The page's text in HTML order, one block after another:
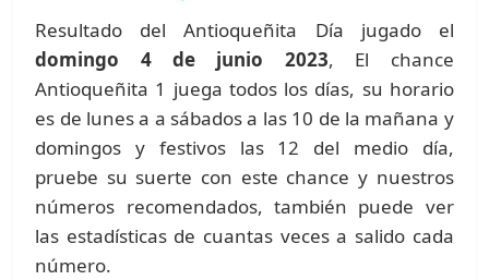
Resultado del Antioqueñita Día jugado el
domingo 4 de junio 2023, El chance
Antioqueñita 1 juega todos los días, su horario
es de lunes a a sábados a las 10 de la mañana y
domingos y festivos las 12 del medio día,
pruebe su suerte con este chance y nuestros
números recomendados, también puede ver
las estadísticas de cuantas veces a salido cada
número.